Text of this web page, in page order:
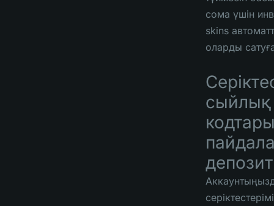
сома үшін
skins
оларды
сыйлық